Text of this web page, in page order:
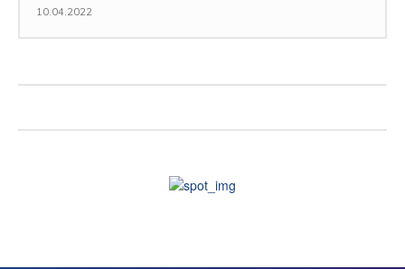
10.04.2022